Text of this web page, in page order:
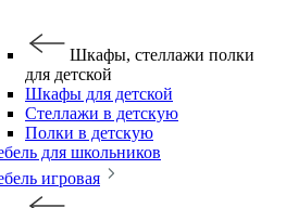
Шкафы, стеллажи полки
для детской
Шкафы для детской
Стеллажи в детскую
Полки в детскую
для школьников
игровая